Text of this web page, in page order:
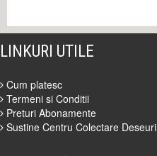
LINKURI UTILE
Cum platesc
Termeni si Conditii
Preturi Abonamente
Sustine Centru Colectare Deseuri